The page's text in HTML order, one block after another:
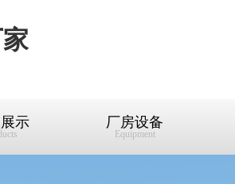
示 厂房设备
Equipment